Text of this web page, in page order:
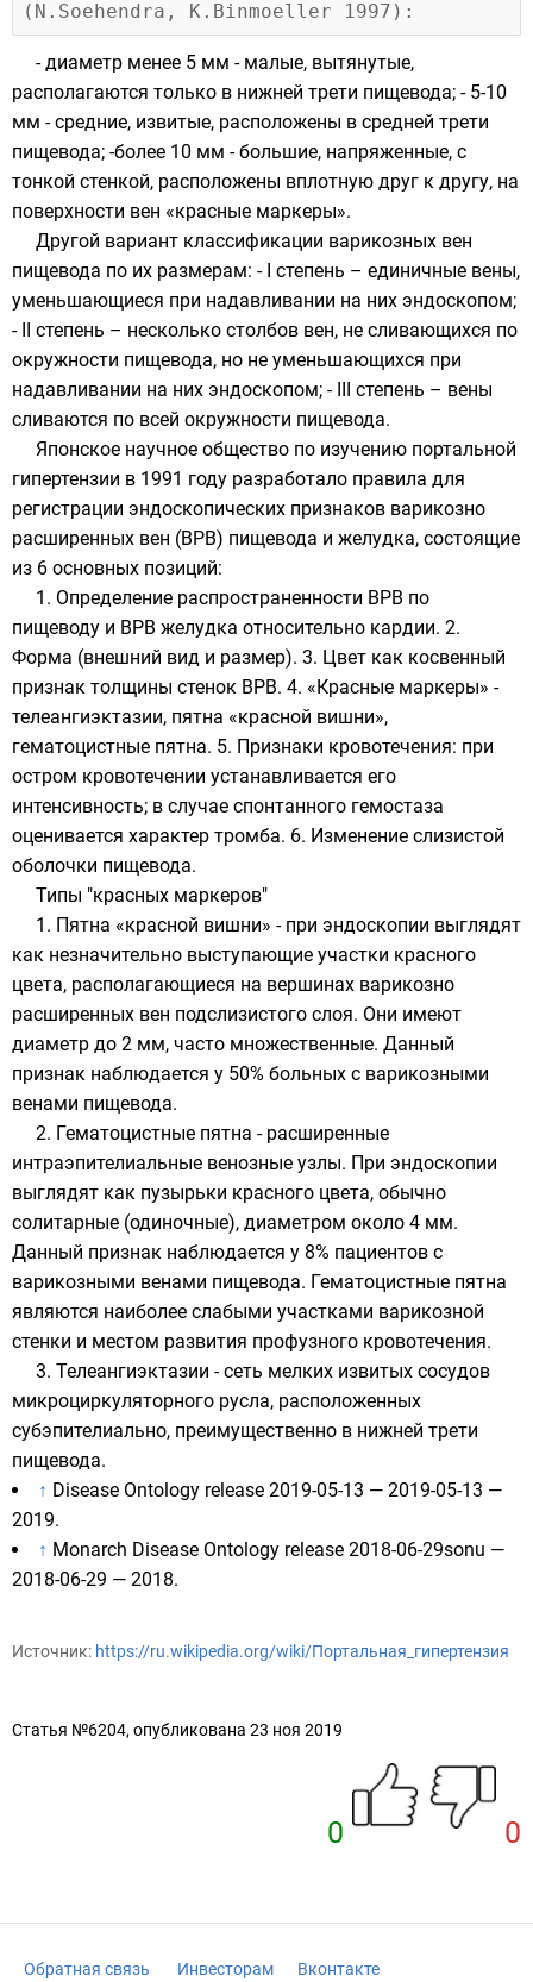
- диаметр менее 5 мм - малые, вытянутые,
располагаются только в нижней трети пищевода; - 5-10
мм - средние, извитые, расположены в средней трети
пищевода; -более 10 мм - большие, напряженные, с
тонкой стенкой, расположены вплотную друг к другу, на
поверхности вен «красные маркеры».
Другой вариант классификации варикозных вен
пищевода по их размерам: - I степень – единичные вены,
уменьшающиеся при надавливании на них эндоскопом;
- II степень – несколько столбов вен, не сливающихся по
окружности пищевода, но не уменьшающихся при
надавливании на них эндоскопом; - III степень – вены
сливаются по всей окружности пищевода.
Японское научное общество по изучению портальной
гипертензии в 1991 году разработало правила для
регистрации эндоскопических признаков варикозно
расширенных вен (ВРВ) пищевода и желудка, состоящие
из 6 основных позиций:
1. Определение распространенности ВРВ по
пищеводу и ВРВ желудка относительно кардии. 2.
Форма (внешний вид и размер). 3. Цвет как косвенный
признак толщины стенок ВРВ. 4. «Красные маркеры» -
телеангиэктазии, пятна «красной вишни»,
гематоцистные пятна. 5. Признаки кровотечения: при
остром кровотечении устанавливается его
интенсивность; в случае спонтанного гемостаза
оценивается характер тромба. 6. Изменение слизистой
оболочки пищевода.
Типы "красных маркеров"
1. Пятна «красной вишни» - при эндоскопии выглядят
как незначительно выступающие участки красного
цвета, располагающиеся на вершинах варикозно
расширенных вен подслизистого слоя. Они имеют
диаметр до 2 мм, часто множественные. Данный
признак наблюдается у 50% больных с варикозными
венами пищевода.
2. Гематоцистные пятна - расширенные
интраэпителиальные венозные узлы. При эндоскопии
выглядят как пузырьки красного цвета, обычно
солитарные (одиночные), диаметром около 4 мм.
Данный признак наблюдается у 8% пациентов с
варикозными венами пищевода. Гематоцистные пятна
являются наиболее слабыми участками варикозной
стенки и местом развития профузного кровотечения.
3. Телеангиэктазии - сеть мелких извитых сосудов
микроциркуляторного русла, расположенных
субэпителиально, преимущественно в нижней трети
пищевода.
↑ Disease Ontology release 2019-05-13 — 2019-05-13 —
2019.
↑ Monarch Disease Ontology release 2018-06-29sonu —
2018-06-29 — 2018.
Источник: https://ru.wikipedia.org/wiki/Портальная_гипертензия
Статья №6204, опубликована 23 ноя 2019
0 0
Обратная связь Инвесторам Вконтакте